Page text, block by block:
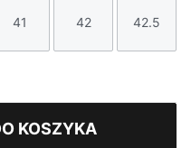
Rozmiar
41
Rozmiar
42 42.5
KOSZYKA